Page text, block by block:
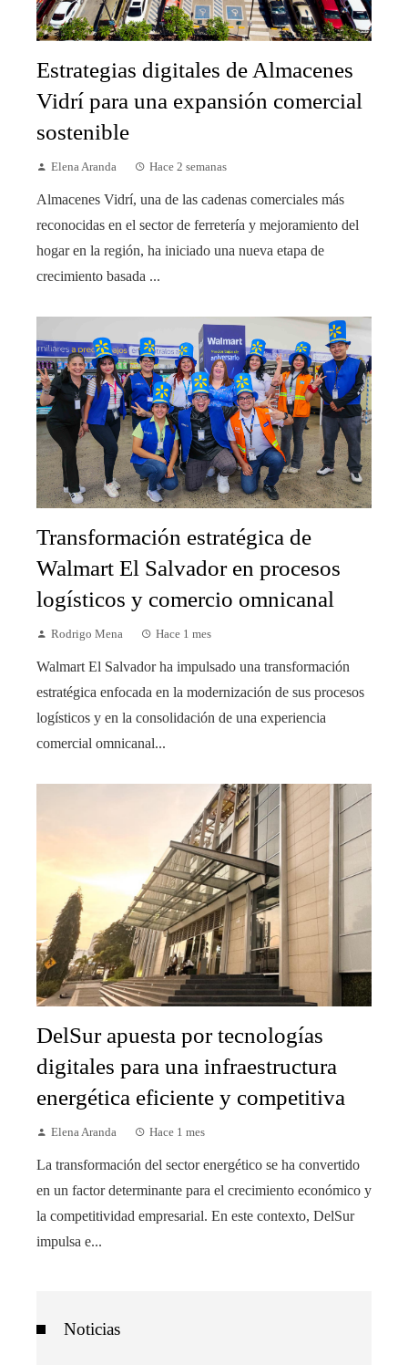
Estrategias digitales de Almacenes
Vidrí para una expansión comercial
sostenible
Elena Aranda Hace 2 semanas
Almacenes Vidrí, una de las cadenas comerciales más
reconocidas en el sector de ferretería y mejoramiento del
hogar en la región, ha iniciado una nueva etapa de
crecimiento basada ...
Transformación estratégica de
Walmart El Salvador en procesos
logísticos y comercio omnicanal
Rodrigo Mena Hace 1 mes
Walmart El Salvador ha impulsado una transformación
estratégica enfocada en la modernización de sus procesos
logísticos y en la consolidación de una experiencia
comercial omnicanal...
DelSur apuesta por tecnologías
digitales para una infraestructura
energética eficiente y competitiva
Elena Aranda Hace 1 mes
La transformación del sector energético se ha convertido
en un factor determinante para el crecimiento económico y
la competitividad empresarial. En este contexto, DelSur
impulsa e...
Noticias